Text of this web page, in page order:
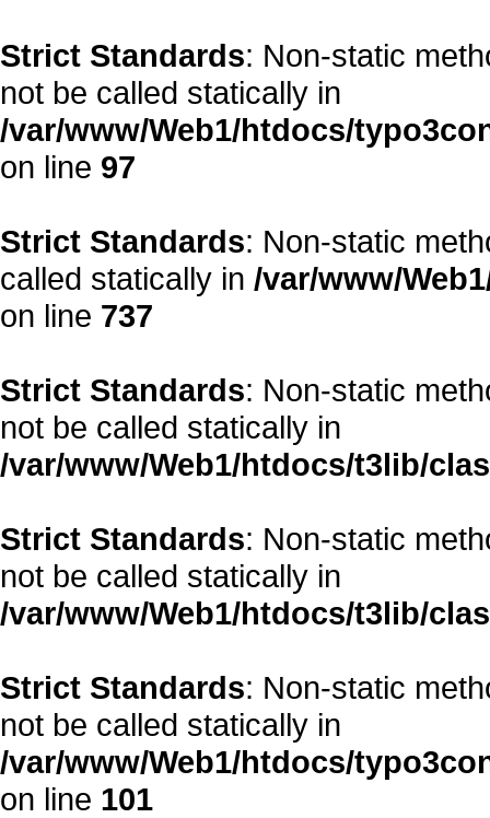
Strict Standards: Non-static
not be called statically in
/var/www/Web1/htdocs/
on line 97
Strict Standards: Non-static
called statically in /var/www/
on line 737
Strict Standards: Non-static
not be called statically in
/var/www/Web1/htdocs/t3lib/
Strict Standards: Non-static
not be called statically in
/var/www/Web1/htdocs/t3lib/
Strict Standards: Non-static
not be called statically in
/var/www/Web1/htdocs/
on line 101